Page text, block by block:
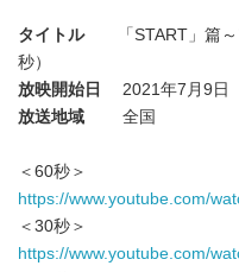
タイトル
「START」篇
秒）
放映開始日
2021年7月9日
放送地域
全国
＜60秒＞
https://www.youtube.com/
＜30秒＞
https://www.youtube.com/